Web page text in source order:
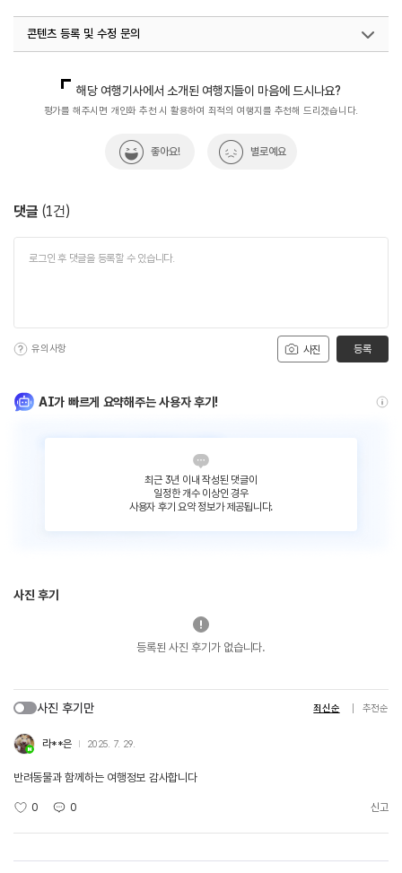
콘텐츠 등록 및 수정 문의
해당 여행기사에서 소개된 여행지들이 마음에 드시나요?
평가를 해주시면 개인화 추천 시 활용하여 최적의 여행지를 추천해 드리겠습니다.
좋아요! 별로예요
댓글 (1건)
사진
유의사항 등록
AI가 빠르게 요약해주는 사용자 후기!
최근 3년 이내 작성된 댓글이
일정한 개수 이상인 경우
사용자 후기 요약 정보가 제공됩니다.
사진 후기
등록된 사진 후기가 없습니다.
사진 후기만 최신순 추천순
라**은 2025. 7. 29.
반려동물과 함께하는 여행정보 감사합니다
0 0 신고